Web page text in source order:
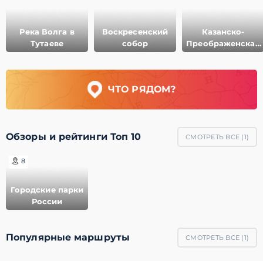
Река Волга в
Тутаеве
Воскресенский
собор
Казанско-
Преображенская
церковь
ЧТО РЯДОМ?
Обзоры и рейтинги Топ 10 СМОТРЕТЬ ВСЕ (1)
8
Городские парки
России
Популярные маршруты СМОТРЕТЬ ВСЕ (1)